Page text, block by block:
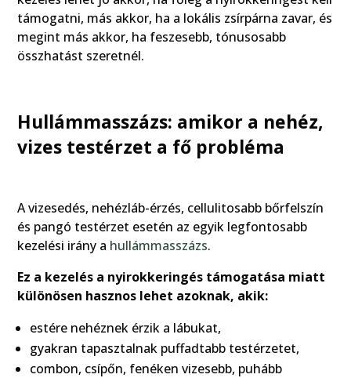
támogatni, más akkor, ha a lokális zsírpárna zavar, és
megint más akkor, ha feszesebb, tónusosabb
összhatást szeretnél.
Hullámmasszázs: amikor a nehéz,
vizes testérzet a fő probléma
A vizesedés, nehézláb-érzés, cellulitosabb bőrfelszín
és pangó testérzet esetén az egyik legfontosabb
kezelési irány a hullámmasszázs.
Ez a kezelés a nyirokkeringés támogatása miatt
különösen hasznos lehet azoknak, akik:
estére nehéznek érzik a lábukat,
gyakran tapasztalnak puffadtabb testérzetet,
combon, csípőn, fenéken vizesebb, puhább